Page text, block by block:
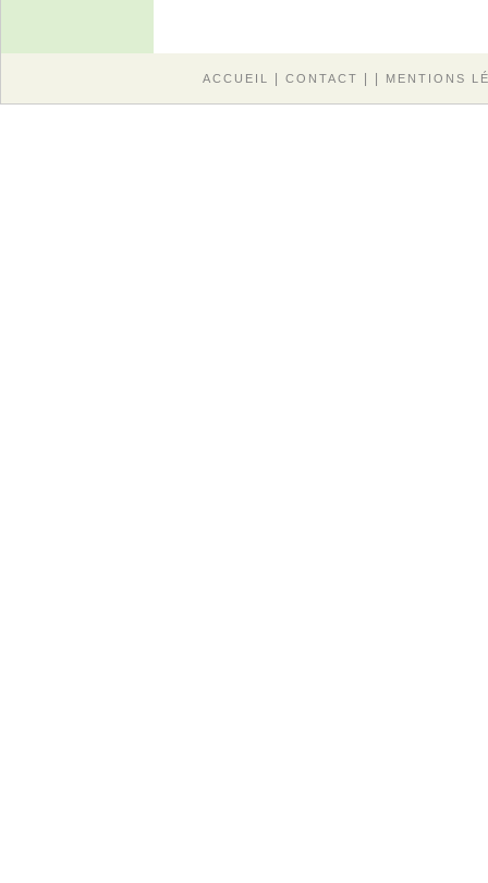
ACCUEIL | CONTACT | | MENTIONS